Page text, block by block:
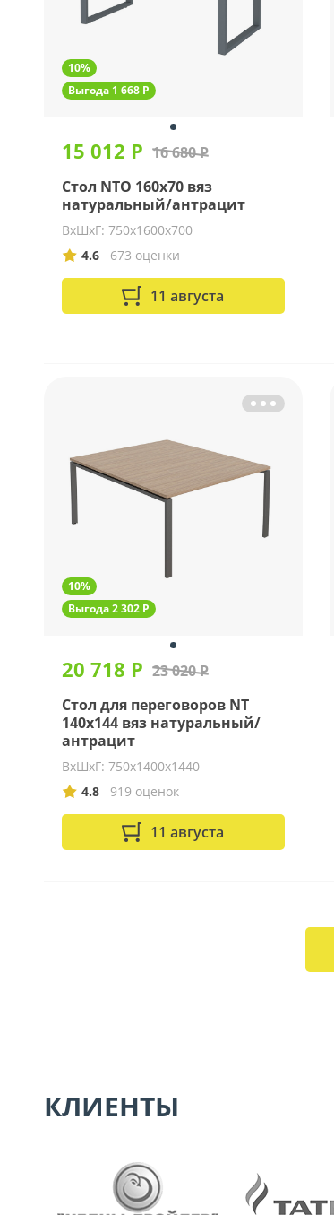
10%
Выгода 1 668 Р
15 012 Р 16 680 Р
Стол NTO 160x70 вяз
натуральный/антрацит
ВхШхГ: 750х1600х700
4.6
673 оценки
11 августа
10%
Выгода 2 302 Р
20 718 Р 23 020 Р
Стол для переговоров NT
140х144 вяз натуральный/
антрацит
ВхШхГ: 750х1400х1440
4.8
919 оценок
11 августа
КЛИЕНТЫ